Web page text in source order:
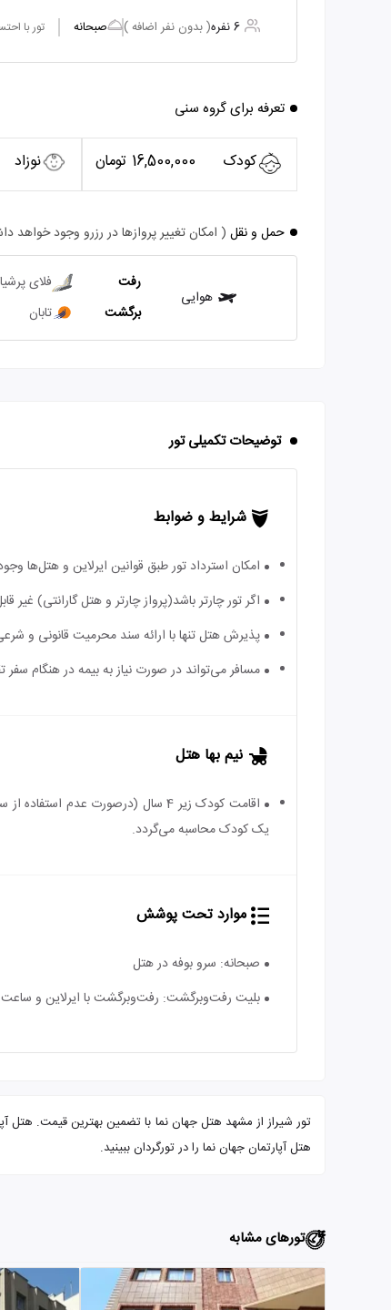
6 نفره ( بدون نفر اضافه ) صبحانه تور با
تعرفه برای گروه سنی
کودک 16,500,000 تومان نوزاد
حمل و نقل ( امکان تغییر پروازها در رزرو وجود خواهد
هوایی
رفت فلای پرشیا
برگشت تابان
توضیحات تکمیلی تور
شرایط و ضوابط
امکان استرداد تور طبق قوانین ایرلاین و هتل‌ها
اگر تور چارتر باشد(پرواز چارتر و هتل گارانتی)
پذیرش هتل تنها با ارائه سند محرمیت قانونی و
مسافر می‌تواند در صورت نیاز به بیمه در هنگام سفر
نیم بها هتل
یک کودک محاسبه می‌گردد.
موارد تحت پوشش
صبحانه: سرو بوفه در هتل
بلیت رفت‌و‌برگشت: رفت‌و‌برگشت با ایرلاین و ساعت
هتل آپارتمان جهان نما را در تورگردان ببینید.
تورهای مشابه